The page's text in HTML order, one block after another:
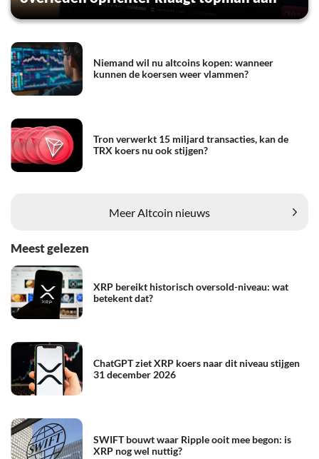
Niemand wil nu altcoins kopen: wanneer
kunnen de koersen weer vlammen?
Tron verwerkt 15 miljard transacties, kan de
TRX koers nu ook stijgen?
Meer Altcoin nieuws
Meest gelezen
XRP bereikt historisch oversold-niveau: wat
betekent dat?
ChatGPT ziet XRP koers naar dit niveau stijgen
31 december 2026
SWIFT bouwt waar Ripple ooit mee begon: is
XRP nog wel nuttig?